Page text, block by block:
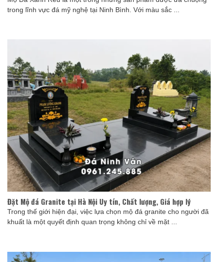
trong lĩnh vực đá mỹ nghệ tại Ninh Bình. Với màu sắc ...
Đặt Mộ đá Granite tại Hà Nội Uy tín, Chất lượng, Giá hợp lý
Trong thế giới hiện đại, việc lựa chọn mộ đá granite cho người đã
khuất là một quyết định quan trọng không chỉ về mặt ...